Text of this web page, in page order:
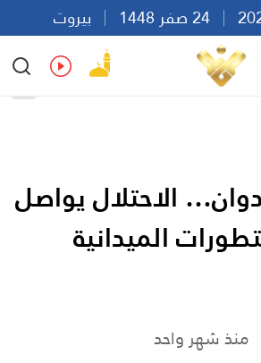
بيروت
Ar
الاحتلال يواصل
الميدانية
منذ شهر واحد